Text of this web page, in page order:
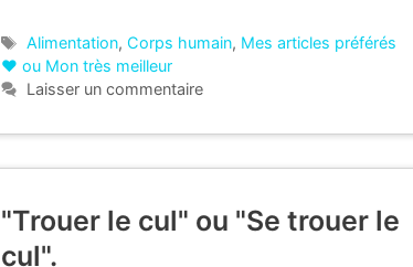
Étiquettes
Alimentation, Corps humain, Mes articles préférés
❤ ou Mon très meilleur
Laisser un commentaire
"Trouer le cul" ou "Se trouer le
cul".